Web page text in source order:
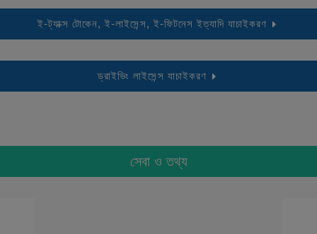
ই-ট্যাক্স টোকেন, ই-লাইসেন্স, ই-ফিটনেস ইত্যাদি যাচাইকরণ
ড্রাইভিং লাইসেন্স যাচাইকরণ
সেবা ও তথ্য